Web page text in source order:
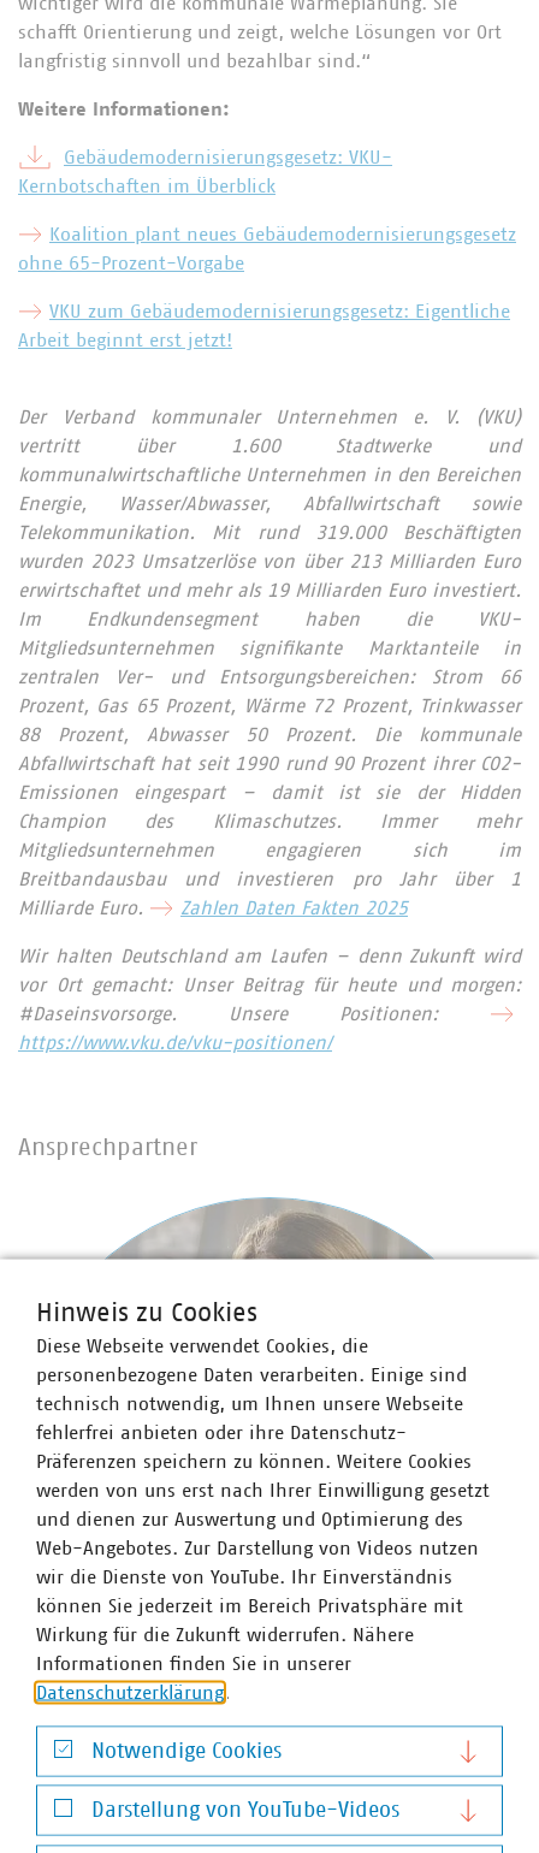
schafft Orientierung und zeigt, welche Lösungen vor Ort
langfristig sinnvoll und bezahlbar sind.“
Weitere Informationen:
Gebäudemodernisierungsgesetz: VKU-
Kernbotschaften im Überblick
Koalition plant neues Gebäudemodernisierungsgesetz
ohne 65-Prozent-Vorgabe
VKU zum Gebäudemodernisierungsgesetz: Eigentliche
Arbeit beginnt erst jetzt!
Der Verband kommunaler Unternehmen e. V. (VKU)
vertritt über 1.600 Stadtwerke und
kommunalwirtschaftliche Unternehmen in den Bereichen
Energie, Wasser/Abwasser, Abfallwirtschaft sowie
Telekommunikation. Mit rund 319.000 Beschäftigten
wurden 2023 Umsatzerlöse von über 213 Milliarden Euro
erwirtschaftet und mehr als 19 Milliarden Euro investiert.
Im Endkundensegment haben die VKU-
Mitgliedsunternehmen signifikante Marktanteile in
zentralen Ver- und Entsorgungsbereichen: Strom 66
Prozent, Gas 65 Prozent, Wärme 72 Prozent, Trinkwasser
88 Prozent, Abwasser 50 Prozent. Die kommunale
Abfallwirtschaft hat seit 1990 rund 90 Prozent ihrer CO2-
Emissionen eingespart – damit ist sie der Hidden
Champion des Klimaschutzes. Immer mehr
Mitgliedsunternehmen engagieren sich im
Breitbandausbau und investieren pro Jahr über 1
Milliarde Euro.
Zahlen Daten Fakten 2025
Wir halten Deutschland am Laufen – denn Zukunft wird
vor Ort gemacht: Unser Beitrag für heute und morgen:
#Daseinsvorsorge. Unsere Positionen:
https://www.vku.de/vku-positionen/
Ansprechpartner
Christine Schulze-Grotkopp
Geschäftsführerin Abteilung Kommunikation und
Public Affairs
+49 30 58580-221
Hinweis zu Cookies
Diese Webseite verwendet Cookies, die
personenbezogene Daten verarbeiten. Einige sind
technisch notwendig, um Ihnen unsere Webseite
fehlerfrei anbieten oder ihre Datenschutz-
Präferenzen speichern zu können. Weitere Cookies
werden von uns erst nach Ihrer Einwilligung gesetzt
und dienen zur Auswertung und Optimierung des
Web-Angebotes. Zur Darstellung von Videos nutzen
wir die Dienste von YouTube. Ihr Einverständnis
können Sie jederzeit im Bereich Privatsphäre mit
Wirkung für die Zukunft widerrufen. Nähere
Informationen finden Sie in unserer
Datenschutzerklärung
Notwendige Cookies
Notwendige Cookies
Darstellung von YouTube-Videos
Darstellung von YouTube-Videos